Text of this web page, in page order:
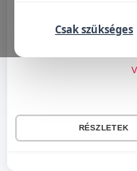
Csak szükséges
Honda CBF 600 2004 -
RÉSZLETEK